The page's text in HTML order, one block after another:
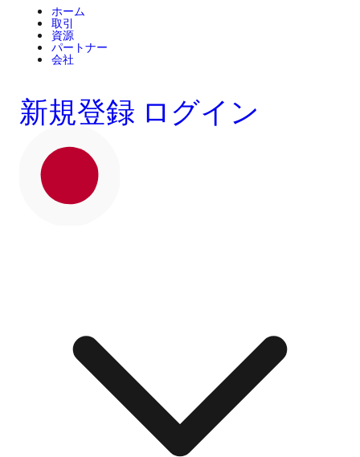
ホーム
取引
資源
パートナー
会社
新規登録 ログイン